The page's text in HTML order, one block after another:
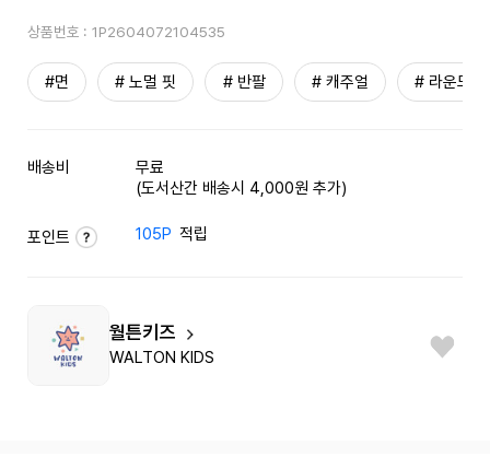
상품번호 : 1P2604072104535
#면 # 노멀 핏 # 반팔 # 캐주얼 # 라운드넥
배송비
무료
(도서산간 배송시 4,000원 추가)
포인트 105P 적립
월튼키즈
WALTON KIDS